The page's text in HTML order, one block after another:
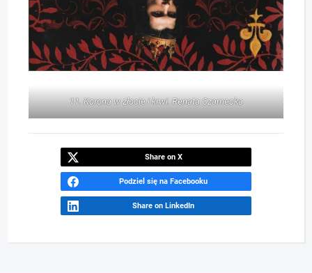
11. Korona w złocie i krwi. Renata Czarnecka
Share on X
Podziel się na Facebooku
Share on LinkedIn